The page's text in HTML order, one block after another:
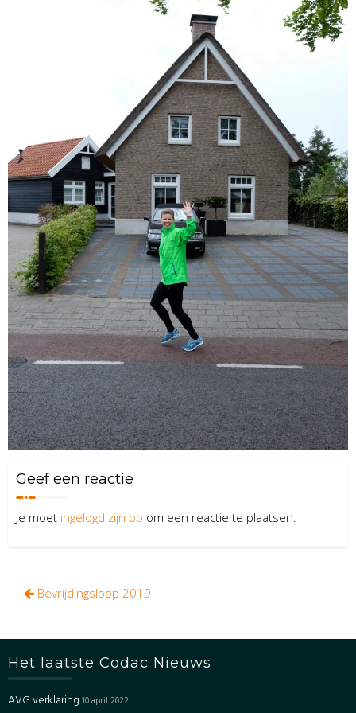
Geef een reactie
Je moet ingelogd zijn op om een reactie te plaatsen.
Bericht
Bevrijdingsloop 2019
Het laatste Codac Nieuws
AVG verklaring 10 april 2022